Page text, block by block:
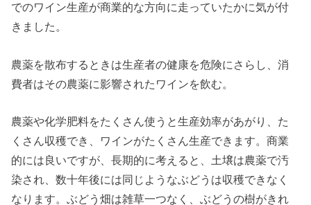
でのワイン生産が商業的な方向に走っていたかに気が付
きました。
農薬を散布するときは生産者の健康を危険にさらし、消
費者はその農薬に影響されたワインを飲む。
農薬や化学肥料をたくさん使うと生産効率があがり、た
くさん収穫でき、ワインがたくさん生産できます。商業
的には良いですが、長期的に考えると、土壌は農薬で汚
染され、数十年後には同じようなぶどうは収穫できなく
なります。ぶどう畑は雑草一つなく、ぶどうの樹がきれ